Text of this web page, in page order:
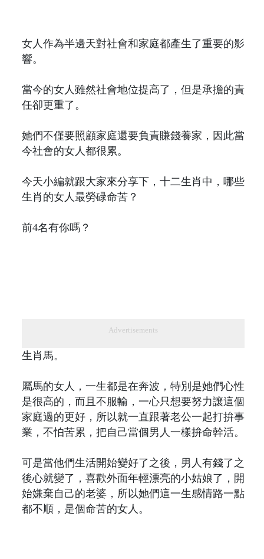
女人作為半邊天對社會和家庭都產生了重要的影
響。
當今的女人雖然社會地位提高了，但是承擔的責
任卻更重了。
她們不僅要照顧家庭還要負責賺錢養家，因此當
今社會的女人都很累。
今天小編就跟大家來分享下，十二生肖中，哪些
生肖的女人最勞碌命苦？
前4名有你嗎？
Advertisements
生肖馬。
屬馬的女人，一生都是在奔波，特別是她們心性
是很高的，而且不服輸，一心只想要努力讓這個
家庭過的更好，所以就一直跟著老公一起打拚事
業，不怕苦累，把自己當個男人一樣拚命幹活。
可是當他們生活開始變好了之後，男人有錢了之
後心就變了，喜歡外面年輕漂亮的小姑娘了，開
始嫌棄自己的老婆，所以她們這一生感情路一點
都不順，是個命苦的女人。